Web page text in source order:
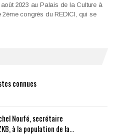
2023 au Palais de la Culture à
congrès du REDICI, qui se
connues
Noufé, secrétaire
à la population de la…